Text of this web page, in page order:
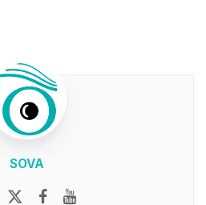
SOVA
WebsiteTwitterFacebook